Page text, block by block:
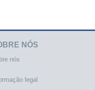
NÓS
nós
legal